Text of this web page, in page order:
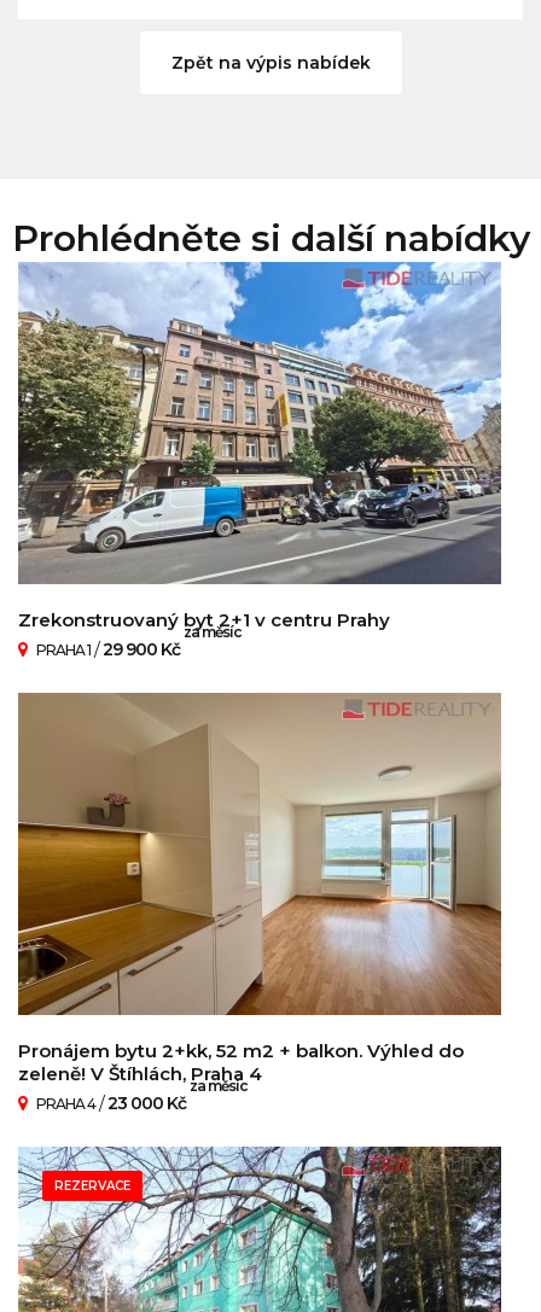
Zpět na výpis nabídek
Prohlédněte si další nabídky
Zrekonstruovaný byt 2+1 v centru Prahy
PRAHA 1 /29 900 Kč
za měsíc
Pronájem bytu 2+kk, 52 m2 + balkon. Výhled do
zeleně! V Štíhlách, Praha 4
PRAHA 4/23 000 Kč
za měsíc
REZERVACE